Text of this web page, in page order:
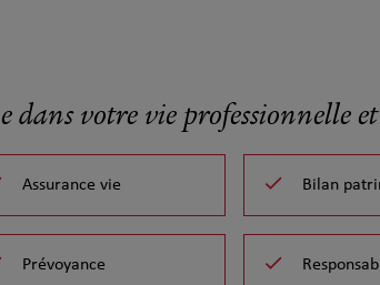
dans votre vie professionnelle
Assurance vie Bilan
Prévoyance